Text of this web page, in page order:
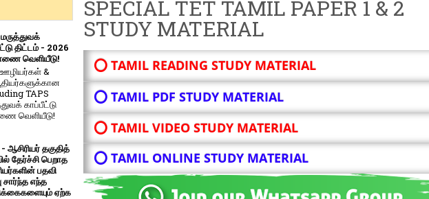
SPECIAL TET TAMIL PAPER 1 & 2
STUDY MATERIAL
⭕ TAMIL READING STUDY MATERIAL
⭕ TAMIL PDF STUDY MATERIAL
⭕ TAMIL VIDEO STUDY MATERIAL
⭕ TAMIL ONLINE STUDY MATERIAL
மருத்துவக்
திட்டம் - 2026
வெளியீடு!
ஊழியர்கள் &
TAPS
காப்பீட்டு
வெளியீடு!
ஆசிரியர் தகுதித்
தேர்ச்சி பெறாத
பதவி
சார்ந்த எந்த
ஏற்க